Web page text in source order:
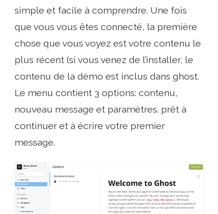
simple et facile à comprendre. Une fois
que vous vous êtes connecté, la première
chose que vous voyez est votre contenu le
plus récent (si vous venez de l’installer, le
contenu de la démo est inclus dans ghost.
Le menu contient 3 options: contenu,
nouveau message et paramètres. prêt à
continuer et à écrire votre premier
message.